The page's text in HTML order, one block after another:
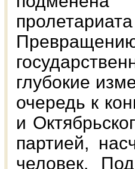
глубокие
очередь к
и
партией,
человек.